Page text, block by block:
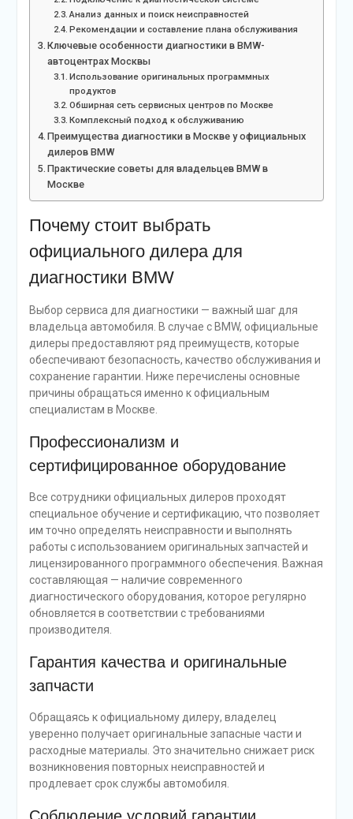
Анализ данных и поиск неисправностей
Рекомендации и составление плана обслуживания
Ключевые особенности диагностики в BMW-
автоцентрах Москвы
Использование оригинальных программных
продуктов
Обширная сеть сервисных центров по Москве
Комплексный подход к обслуживанию
Преимущества диагностики в Москве у официальных
дилеров BMW
Практические советы для владельцев BMW в
Москве
Почему стоит выбрать
официального дилера для
диагностики BMW
Выбор сервиса для диагностики — важный шаг для
владельца автомобиля. В случае с BMW, официальные
дилеры предоставляют ряд преимуществ, которые
обеспечивают безопасность, качество обслуживания и
сохранение гарантии. Ниже перечислены основные
причины обращаться именно к официальным
специалистам в Москве.
Профессионализм и
сертифицированное оборудование
Все сотрудники официальных дилеров проходят
специальное обучение и сертификацию, что позволяет
им точно определять неисправности и выполнять
работы с использованием оригинальных запчастей и
лицензированного программного обеспечения. Важная
составляющая — наличие современного
диагностического оборудования, которое регулярно
обновляется в соответствии с требованиями
производителя.
Гарантия качества и оригинальные
запчасти
Обращаясь к официальному дилеру, владелец
уверенно получает оригинальные запасные части и
расходные материалы. Это значительно снижает риск
возникновения повторных неисправностей и
продлевает срок службы автомобиля.